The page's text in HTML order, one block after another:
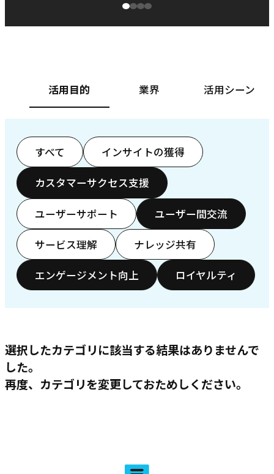
活用目的 業界 活用シーン
すべて インサイトの獲得
カスタマーサクセス支援
ユーザーサポート ユーザー間交流
サービス理解 ナレッジ共有
エンゲージメント向上 ロイヤルティ
選択したカテゴリに該当する結果はありませんで
した。
再度、カテゴリを変更しておためしください。